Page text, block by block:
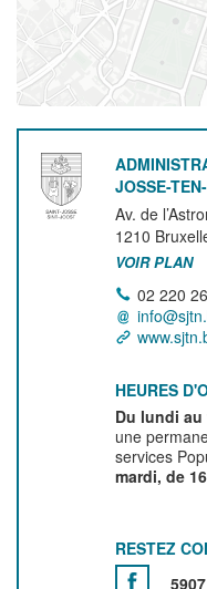
JOSSE-
Av. de
1210
VOIR PLAN
02 220
HEURES
Du lundi au
une
services
mardi, de
RESTEZ